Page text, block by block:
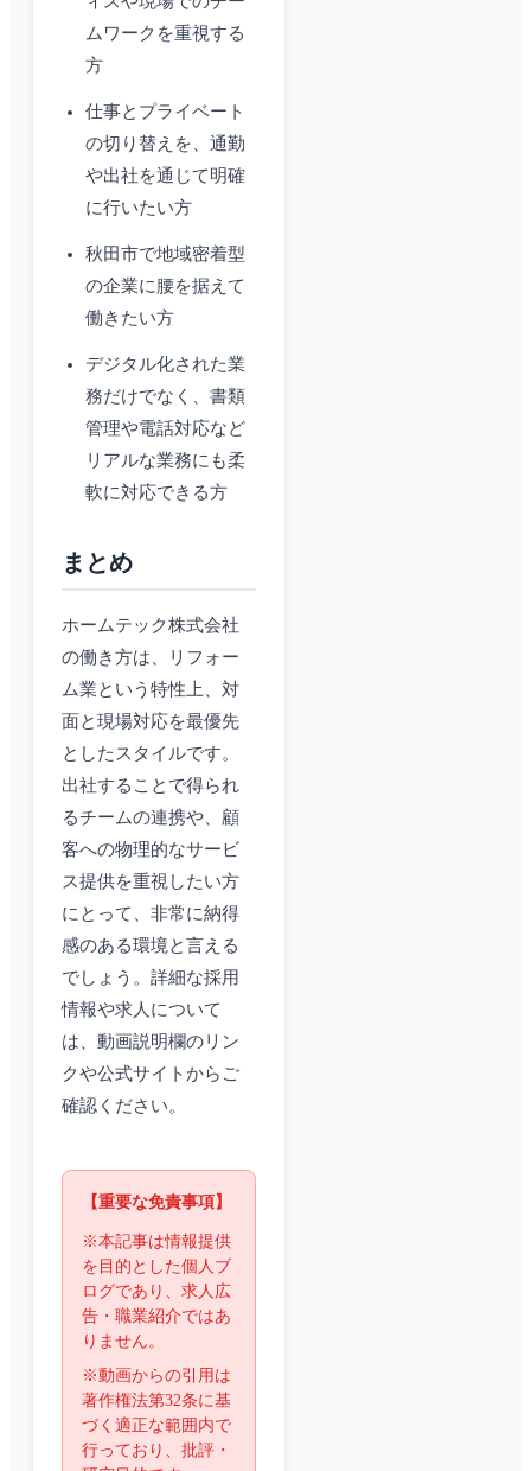
ムワークを重視する
方
仕事とプライベート
の切り替えを、通勤
や出社を通じて明確
に行いたい方
秋田市で地域密着型
の企業に腰を据えて
働きたい方
デジタル化された業
務だけでなく、書類
管理や電話対応など
リアルな業務にも柔
軟に対応できる方
まとめ
ホームテック株式会社
の働き方は、リフォー
ム業という特性上、対
面と現場対応を最優先
としたスタイルです。
出社することで得られ
るチームの連携や、顧
客への物理的なサービ
ス提供を重視したい方
にとって、非常に納得
感のある環境と言える
でしょう。詳細な採用
情報や求人について
は、動画説明欄のリン
クや公式サイトからご
確認ください。
【重要な免責事項】
※本記事は情報提供
を目的とした個人ブ
ログであり、求人広
告・職業紹介ではあ
りません。
※動画からの引用は
著作権法第32条に基
づく適正な範囲内で
行っており、批評・